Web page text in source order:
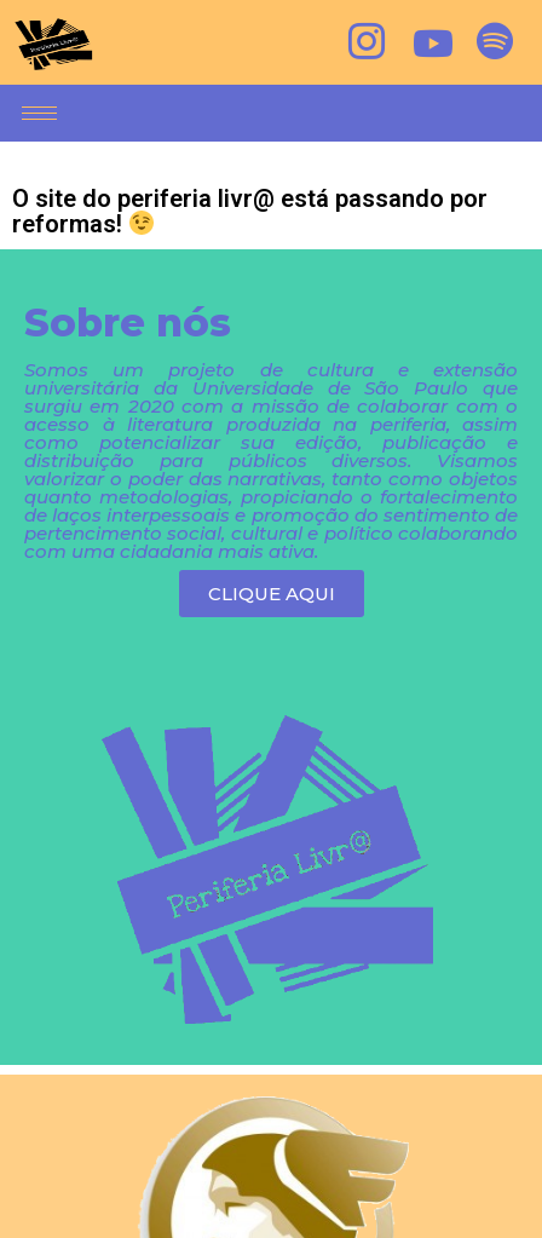
O site do periferia livr@ está passando por
reformas!
Sobre nós
Somos um projeto de cultura e extensão
universitária da Universidade de São Paulo que
surgiu em 2020 com a missão de colaborar com o
acesso à literatura produzida na periferia, assim
como potencializar sua edição, publicação e
distribuição para públicos diversos. Visamos
valorizar o poder das narrativas, tanto como objetos
quanto metodologias, propiciando o fortalecimento
de laços interpessoais e promoção do sentimento de
pertencimento social, cultural e político colaborando
com uma cidadania mais ativa.
CLIQUE AQUI